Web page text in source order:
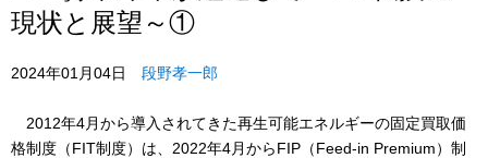
現状と展望～①
2024年01月04日 段野孝一郎
2012年4月から導入されてきた再生可能エネルギーの固定買取価
格制度（FIT制度）は、2022年4月からFIP（Feed-in Premium）制